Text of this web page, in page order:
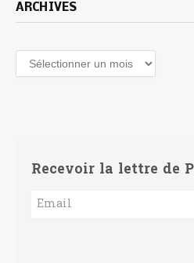
ARCHIVES
Archives
Recevoir la lettre de